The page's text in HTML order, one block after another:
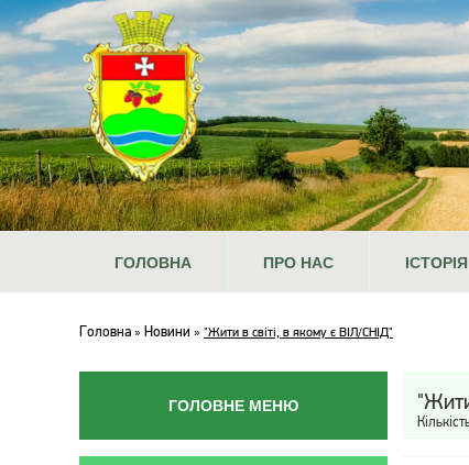
ГОЛОВНА ПРО НАС ІСТОРІЯ
Головна » Новини » "Жити в світі, в якому є ВІЛ/СНІД"
ГОЛОВНЕ МЕНЮ